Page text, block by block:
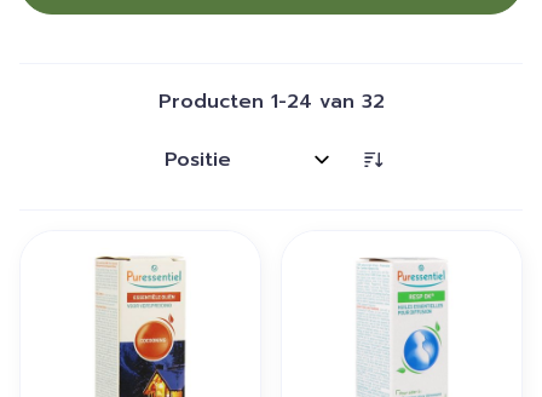
Producten 1-24 van 32
Sorteer op: